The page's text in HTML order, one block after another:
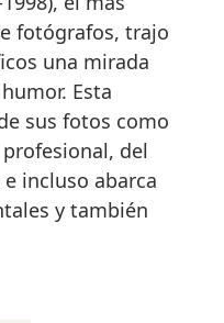
fotógrafos, trajo
una mirada
Esta
sus fotos como
del
incluso abarca
y también